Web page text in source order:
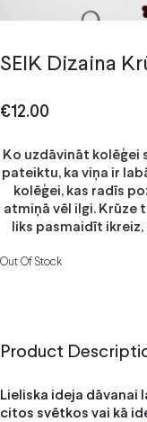
SEIK Dizaina
€12.00
Ko uzdāvināt kolēģei
pateiktu, ka viņa ir
kolēģei, kas radīs
atmiņā vēl ilgi. Krūze
liks pasmaidīt
Out Of Stock
Product
Lieliska ideja dāvanai
citos svētkos vai kā